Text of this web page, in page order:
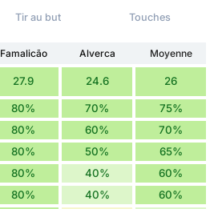
Tir au but Touches
Famalicão Alverca
Moyenne
27.9 24.6 26
80% 70% 75%
80% 60% 70%
80% 50% 65%
80% 40% 60%
80% 40% 60%